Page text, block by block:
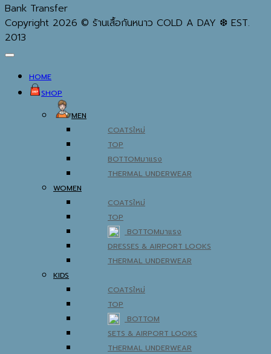
Bank Transfer
Copyright 2026 © ร้านเสื้อกันหนาว COLD A DAY ❆ EST.
2013
HOME
SHOP
MEN
COATS
TOP
BOTTOM
THERMAL UNDERWEAR
WOMEN
COATS
TOP
BOTTOM
DRESSES & AIRPORT LOOKS
THERMAL UNDERWEAR
KIDS
COATS
TOP
BOTTOM
SETS & AIRPORT LOOKS
THERMAL UNDERWEAR